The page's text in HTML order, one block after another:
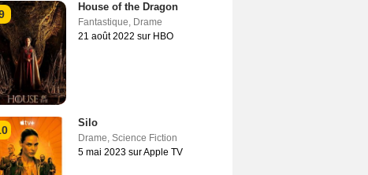
House of the Dragon
Fantastique, Drame
21 août 2022 sur HBO
Silo
Drame, Science Fiction
5 mai 2023 sur Apple TV